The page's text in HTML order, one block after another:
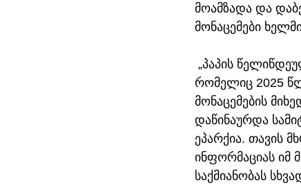
მოამზადა და
მონაცემები
„პაპის
რომელიც 2025
მონაცემების
დაწინაურდა
ეპარქია. თავის
ინფორმაციას იმ
საქმიანობას